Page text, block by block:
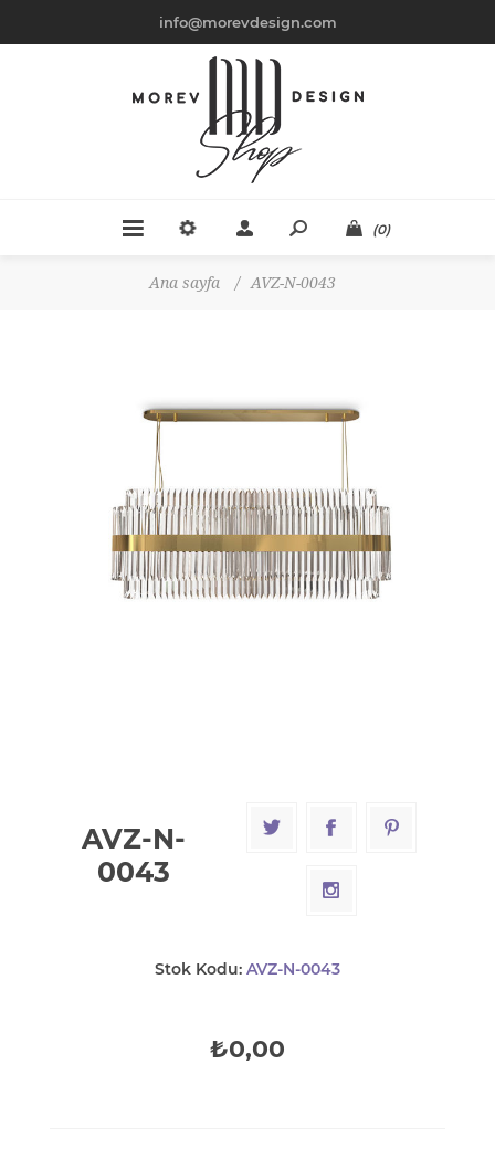
info@morevdesign.com
(0)
Ana sayfa / AVZ-N-0043
AVZ-N-
0043
Stok Kodu: AVZ-N-0043
₺0,00